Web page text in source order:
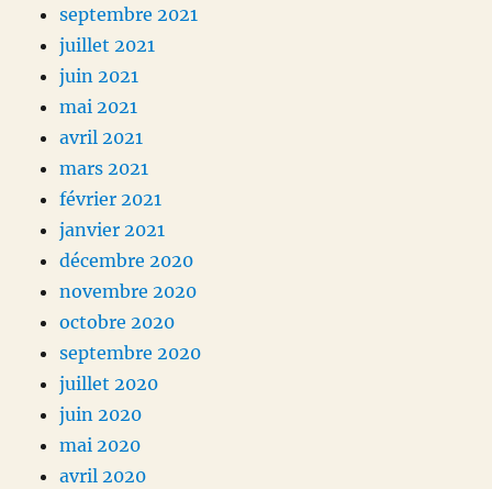
septembre 2021
juillet 2021
juin 2021
mai 2021
avril 2021
mars 2021
février 2021
janvier 2021
décembre 2020
novembre 2020
octobre 2020
septembre 2020
juillet 2020
juin 2020
mai 2020
avril 2020